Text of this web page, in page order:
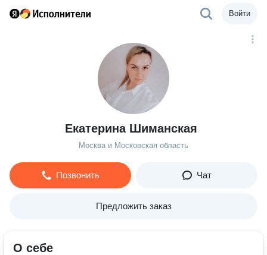
Войти
Екатерина Шиманская
Москва и Московская область
Позвонить Чат
Предложить заказ
О себе